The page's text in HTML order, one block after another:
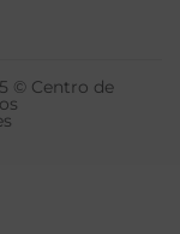
© Centro de